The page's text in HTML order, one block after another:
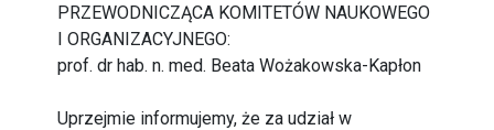
PRZEWODNICZĄCA KOMITETÓW NAUKOWEGO
I ORGANIZACYJNEGO:
prof. dr hab. n. med. Beata Wożakowska-Kapłon
Uprzejmie informujemy, że za udział w